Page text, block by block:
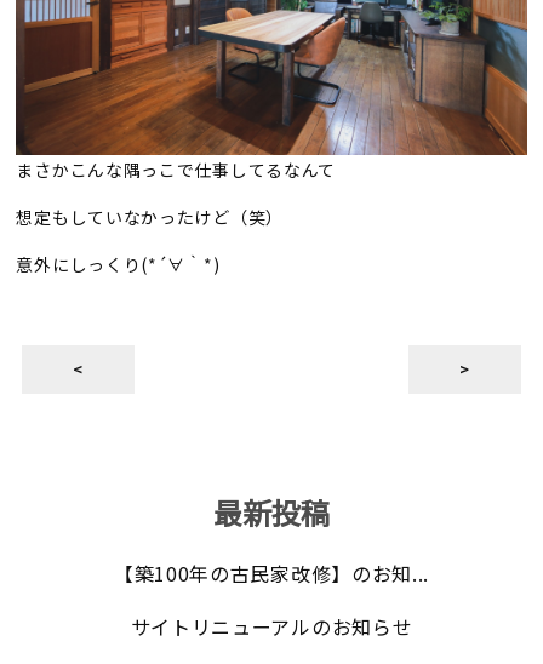
まさかこんな隅っこで仕事してるなんて
想定もしていなかったけど（笑）
意外にしっくり(*´∀｀*)
< >
最新投稿
【築100年の古民家改修】のお知...
サイトリニューアルのお知らせ